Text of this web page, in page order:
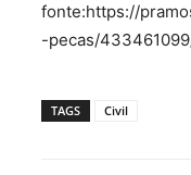
fonte:https://
-pecas/
TAGS Civil